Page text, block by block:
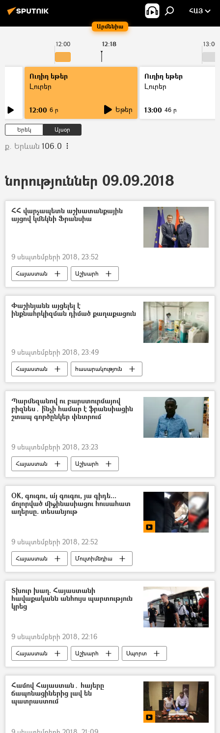
Արմենիա
ՀԱՅ
12:00 13:00
12:18
Ուղիղ եթեր
Լուրեր
12:00 6 ր Եթեր
Ուղիղ եթեր
Լուրեր
13:00 46 ր
Երեկ Այսօր
ք. Երևան 106.0
նորություններ 09.09.2018
ՀՀ վարչապետն աշխատանքային
այցով կմեկնի Ֆրանսիա
9 սեպտեմբերի 2018, 23:52
Հայաստան
Աշխարհ
Քաղաքականություն
Նիկոլ Փաշինյան
Փաշինյանն այցելել է
ինքնահրկիզման դիմած քաղաքացուն
9 սեպտեմբերի 2018, 23:49
Հայաստան
հասարակություն
Նիկոլ Փաշինյան
Պարմեզանով ու բարստուրմայով
բիզնես․ ի՞նչի համար է ֆրանսիացին
շտապ գործընկեր փնտրում
9 սեպտեմբերի 2018, 23:23
Հայաստան
Աշխարհ
Տնտեսություն
OK, գուգու, ա՛յ գուգու, յա գիդե...
մոլորված միջինասիացու հուսահատ
աղերսը. տեսանյութ
9 սեպտեմբերի 2018, 22:52
Հայաստան
Մուլտիմեդիա
Աշխարհ
հասարակություն
Տեսանյութեր
Տխուր խաղ. Հայաստանի
հավաքականն անհույս պարտություն
կրեց
9 սեպտեմբերի 2018, 22:16
Հայաստան Աշխարհ Սպորտ
Համով Հայաստան․ հայերը
ճապոնացիներից լավ են
պատրաստում